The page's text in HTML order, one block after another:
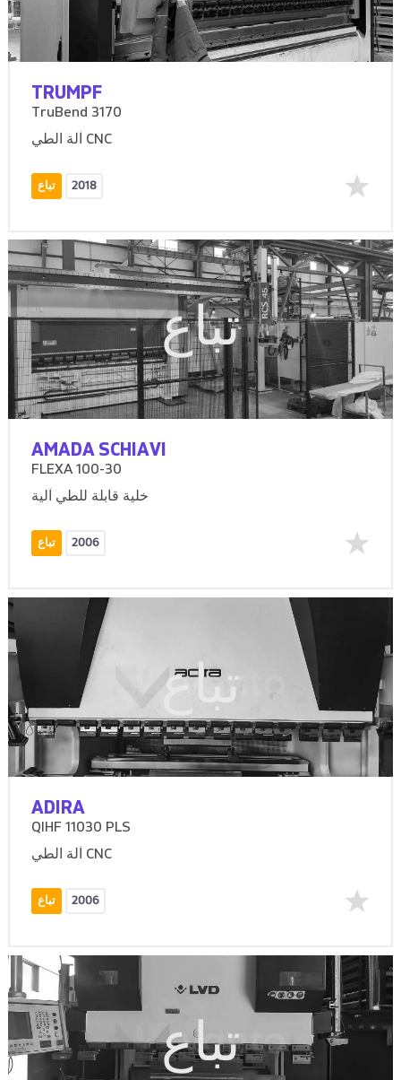
TRUMPF
TruBend 3170
آلة الطي CNC
تباع 2018
تباع
AMADA SCHIAVI
FLEXA 100-30
خلية قابلة للطي آلية
تباع 2006
تباع
ADIRA
QIHF 11030 PLS
آلة الطي CNC
تباع 2006
تباع